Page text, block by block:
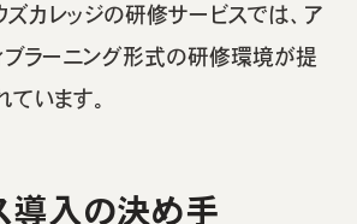
ズカレッジの研修サービスでは、ア
ブラーニング形式の研修環境が提
ています。
導入の決め手